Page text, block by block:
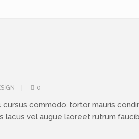
0
cursus commodo, tortor mauris
lacus vel augue laoreet rutrum